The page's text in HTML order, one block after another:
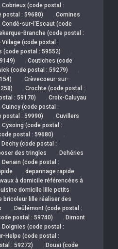
Cobrieux (code postal :
postal : 59680) , Comines
Condé-sur-l'Escaut (code
Branche (code postal :
Village (code postal :
(code postal : 59552) ,
, Coutiches (code
(code postal : 59279) ,
, Crèvecoeur-sur-
, Crochte (code postal :
: 59170) , Croix-Caluyau
Cuincy (code postal :
postal : 59990) , Cuvillers
Cysoing (code postal :
postal : 59680) ,
Dechy (code postal :
des tringles , Dehéries
Denain (code postal :
, depannage rapide
à domicile référencées à
domicile lille petits
bricoleur lille réaliser des
, Deûlémont (code postal :
postal : 59740) , Dimont
Doignies (code postal :
Helpe (code postal :
: 59272) , Douai (code